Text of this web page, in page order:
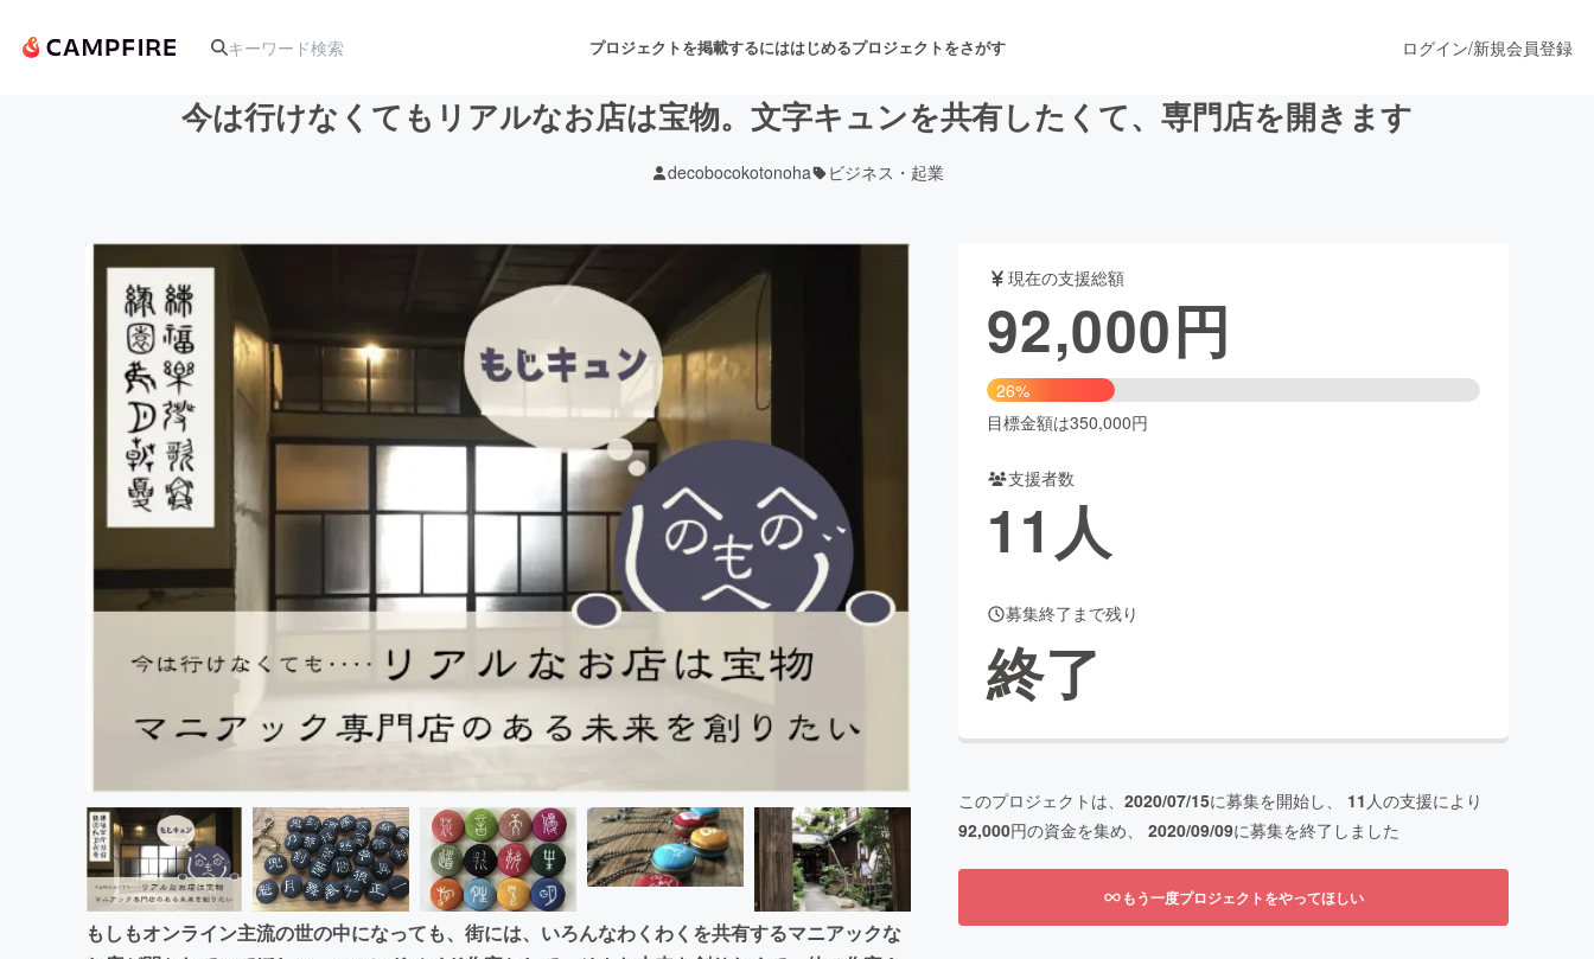
プロジェクトを掲載するにははじめるプロジェクトをさがす
音楽 舞台・パフォーマンス
テクノロジー・ガジェット ゲーム・サービス開発 ファッション
映像・映画 書籍・雑誌出版
ビジネス・起業 チャレンジ ビューティー・ヘルスケア
まちづくり・地域活性化
CAMPFIRE for Social Good
CAMPFIRE Creation
CAMPFIREふるさと納税machi-ya
ログイン/新規会員登録
今は行けなくてもリアルなお店は宝物。文字キュンを共有したくて、専門店を開きます
decobocokotonoha ビジネス・起業
もしもオンライン主流の世の中になっても、街には、いろんなわくわくを共有するマニアックな
現在の支援総額
92,000円
26%
目標金額は350,000円
支援者数
11 人
募集終了まで残り
終了
このプロジェクトは、 2020/07/15に募集を開始し、 11 人の支援により
92,000円の資金を集め、 2020/09/09に募集を終了しました
もう一度プロジェクトをやってほしい